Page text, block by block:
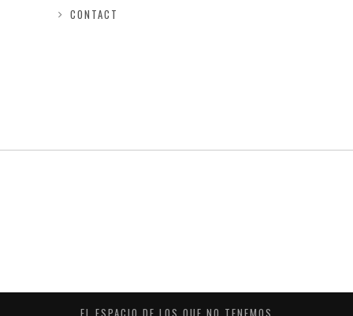
CONTACT
EL ESPACIO DE LOS QUE NO TENEMOS